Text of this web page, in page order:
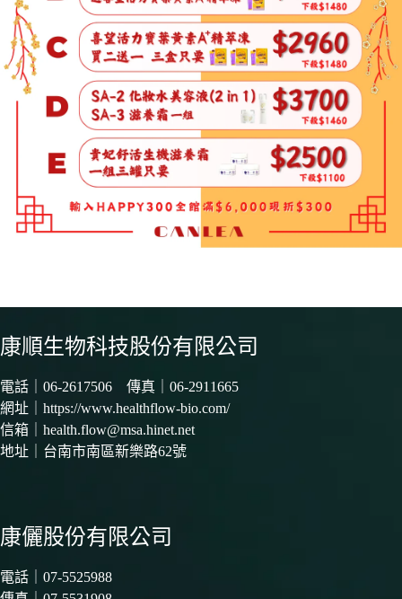
康順生物科技股份有限公司
電話｜ 06-2617506 傳真｜06-2911665
網址｜ https://www.healthflow-bio.com/
信箱｜ health.flow@msa.hinet.net
地址｜ 台南市南區新樂路62號
康儷股份有限公司
電話｜ 07-5525988